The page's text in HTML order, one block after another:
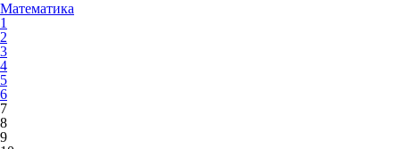
Математика
1
2
3
4
5
6
7
8
9